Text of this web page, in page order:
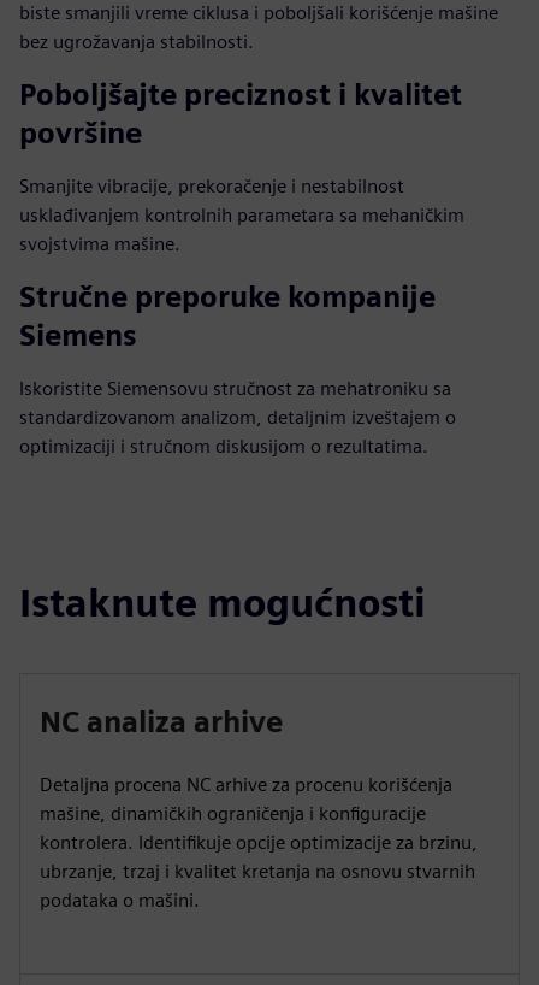
biste smanjili vreme ciklusa i poboljšali korišćenje mašine
bez ugrožavanja stabilnosti.
Poboljšajte preciznost i kvalitet
površine
Smanjite vibracije, prekoračenje i nestabilnost
usklađivanjem kontrolnih parametara sa mehaničkim
svojstvima mašine.
Stručne preporuke kompanije
Siemens
Iskoristite Siemensovu stručnost za mehatroniku sa
standardizovanom analizom, detaljnim izveštajem o
optimizaciji i stručnom diskusijom o rezultatima.
Istaknute mogućnosti
NC analiza arhive
Detaljna procena NC arhive za procenu korišćenja
mašine, dinamičkih ograničenja i konfiguracije
kontrolera. Identifikuje opcije optimizacije za brzinu,
ubrzanje, trzaj i kvalitet kretanja na osnovu stvarnih
podataka o mašini.